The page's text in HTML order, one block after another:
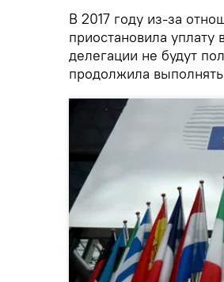
В 2017 году из-за
приостановила уплату
делегации не будут
продолжила